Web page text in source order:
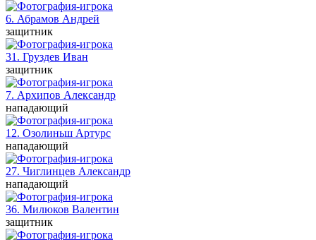
6. Абрамов Андрей
защитник
31. Груздев Иван
защитник
7. Архипов Александр
нападающий
12. Озолиньш Артурс
нападающий
27. Чиглинцев Александр
нападающий
36. Милюков Валентин
защитник